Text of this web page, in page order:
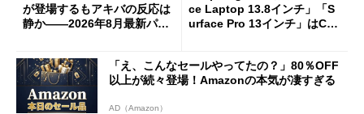
が登場するもアキバの反応は
静か――2026年8月最新パー
ce Laptop 13.8インチ」「S
urface Pro 13インチ」はCop
た
「え、こんなセールやってたの？」80％OFF
以上が続々登場！Amazonの本気が凄すぎる
AD（Amazon）